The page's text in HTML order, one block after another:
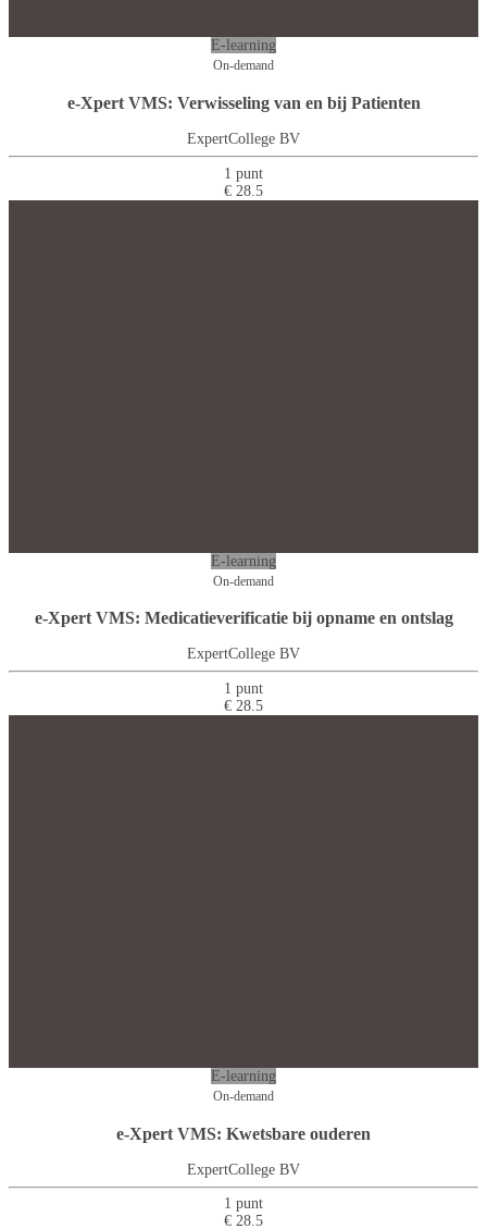
E-learning
On-demand
e-Xpert VMS: Verwisseling van en bij Patienten
ExpertCollege BV
1 punt
€ 28.5
E-learning
On-demand
e-Xpert VMS: Medicatieverificatie bij opname en ontslag
ExpertCollege BV
1 punt
€ 28.5
E-learning
On-demand
e-Xpert VMS: Kwetsbare ouderen
ExpertCollege BV
1 punt
€ 28.5